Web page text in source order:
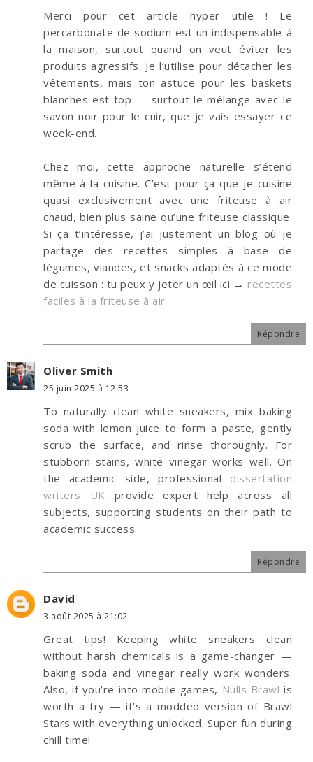
Merci pour cet article hyper utile ! Le
percarbonate de sodium est un indispensable à
la maison, surtout quand on veut éviter les
produits agressifs. Je l’utilise pour détacher les
vêtements, mais ton astuce pour les baskets
blanches est top — surtout le mélange avec le
savon noir pour le cuir, que je vais essayer ce
week-end.
Chez moi, cette approche naturelle s’étend
même à la cuisine. C’est pour ça que je cuisine
quasi exclusivement avec une friteuse à air
chaud, bien plus saine qu’une friteuse classique.
Si ça t’intéresse, j’ai justement un blog où je
partage des recettes simples à base de
légumes, viandes, et snacks adaptés à ce mode
de cuisson : tu peux y jeter un œil ici → recettes
faciles à la friteuse à air
Répondre
Oliver Smith
25 juin 2025 à 12:53
To naturally clean white sneakers, mix baking
soda with lemon juice to form a paste, gently
scrub the surface, and rinse thoroughly. For
stubborn stains, white vinegar works well. On
the academic side, professional dissertation
writers UK provide expert help across all
subjects, supporting students on their path to
academic success.
Répondre
David
3 août 2025 à 21:02
Great tips! Keeping white sneakers clean
without harsh chemicals is a game-changer —
baking soda and vinegar really work wonders.
Also, if you’re into mobile games, Nulls Brawl is
worth a try — it’s a modded version of Brawl
Stars with everything unlocked. Super fun during
chill time!